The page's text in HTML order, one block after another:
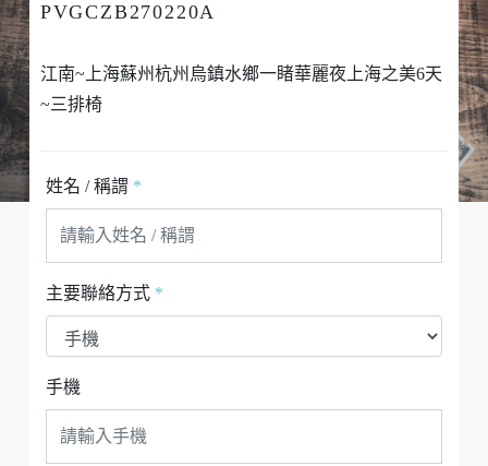
PVGCZB270220A
江南~上海蘇州杭州烏鎮水鄉一睹華麗夜上海之美6天
~三排椅
姓名 / 稱謂 *
主要聯絡方式 *
手機